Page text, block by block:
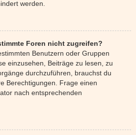
werden.
Foren nicht zugreifen?
Benutzern oder Gruppen
einzusehen, Beiträge zu lesen, zu
durchzuführen, brauchst du
Berechtigungen. Frage einen
nach entsprechenden